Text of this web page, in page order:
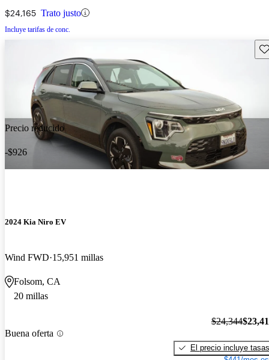
$24,165 Trato justo
Incluye tarifas de conc.
Precio reducido
-$926
2024 Kia Niro EV
Wind FWD 15,951 millas
Folsom, CA
20 millas
Buena oferta
$24,344
El precio incluye tasas